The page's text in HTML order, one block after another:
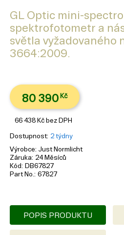
GL Optic mini-
spektrofotometr a
světla vyžadovaného
3664:2009.
80 390 Kč
66 438 Kč bez DPH
Dostupnost 2 týdny
Výrobce Just Normlicht
Záruka 24 Měsíců
Kód
DB67827
Part No. 67827
POPIS PRODUKTU